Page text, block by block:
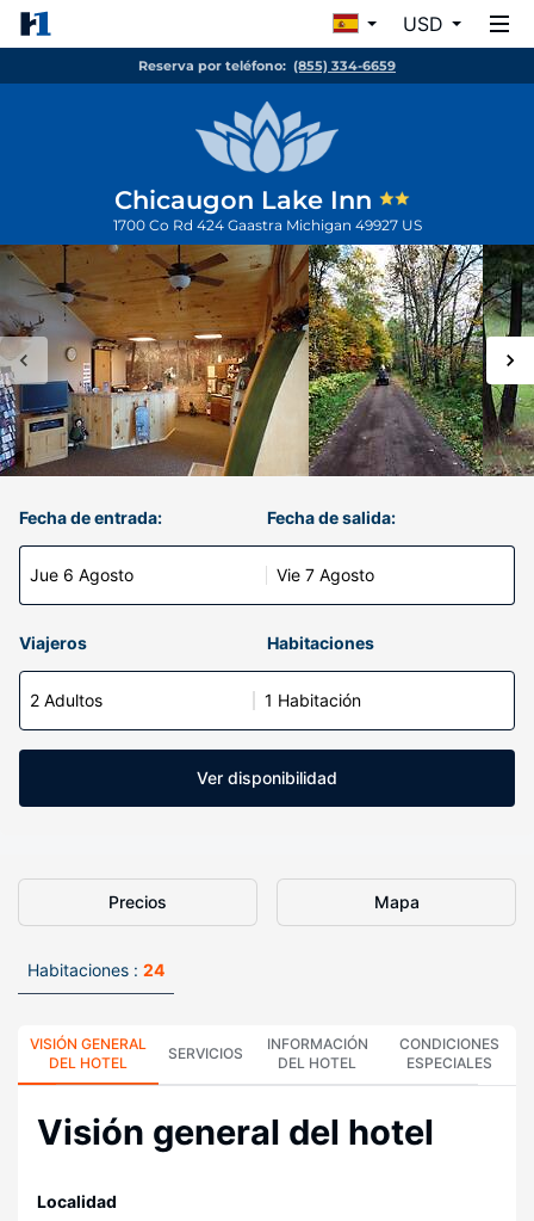
USD
Reserva por teléfono: (855) 334-6659
Chicaugon Lake Inn
1700 Co Rd 424 Gaastra Michigan 49927 US
Fecha de entrada:
Jue 6 Agosto
Fecha de salida:
Vie 7 Agosto
Viajeros Habitaciones
2 Adultos 1 Habitación
Ver disponibilidad
Precios Mapa
Habitaciones : 24
VISIÓN GENERAL
DEL HOTEL
SERVICIOS
INFORMACIÓN
DEL HOTEL
CONDICIONES
ESPECIALES
Visión general del hotel
Localidad